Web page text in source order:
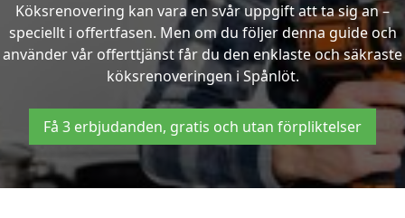
Köksrenovering kan vara en svår uppgift att ta sig an –
speciellt i offertfasen. Men om du följer denna guide och
använder vår offerttjänst får du den enklaste och säkraste
köksrenoveringen i Spånlöt.
Få 3 erbjudanden, gratis och utan förpliktelser